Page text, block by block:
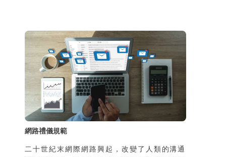
習慣也熟悉各式科技的使用。而養育數位原住
民的父母或教育人員，則稱作「數位移民」
（digital immigrant），他們可能長大後，
或是因為工作，才會接觸到科技 (Prensky,
2001)。因此，數位原住民與數位移民這二個
族群在
網路禮儀規範
二十世紀末網際網路興起，改變了人類的溝通